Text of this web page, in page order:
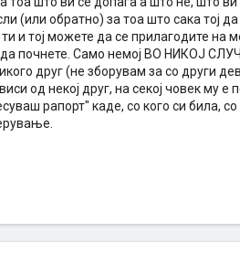
(или обратно) за тоа што сака тој
и тој можете да се прилагодите на
да почнете. Само немој ВО НИКОЈ
друг (не зборувам за со други
од некој друг, на секој човек му
рапорт" каде, со кого си била,